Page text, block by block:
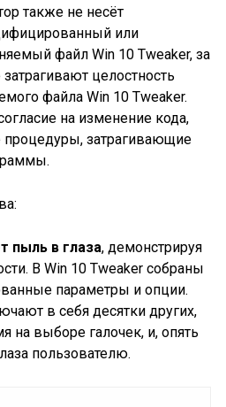
также не несёт
или
файл Win 10 Tweaker, за
целостность
файла Win 10 Tweaker.
на изменение кода,
затрагивающие
пыль в глаза, демонстрируя
В Win 10 Tweaker собраны
параметры и опции.
в себя десятки других,
на выборе галочек, и, опять
пользователю.